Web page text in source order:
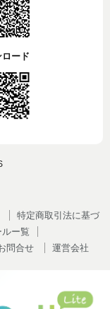
ード
特定商取引法に基づ
ー覧
問合せ 運営会社